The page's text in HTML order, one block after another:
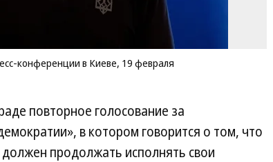
конференции в Киеве, 19 февраля
повторное голосование за
в котором говорится о том, что
продолжать исполнять свои